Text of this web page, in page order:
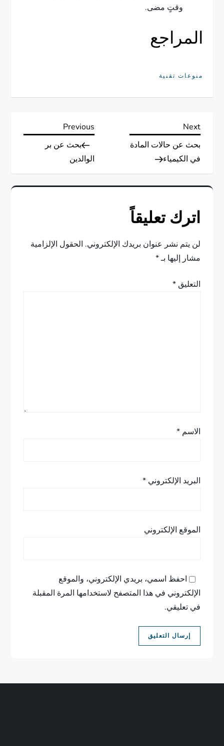
وقتٍ مضى.
المراجع
منوعات تقنية
ت
ص
ا
ل
Previous
Post
Previous
بحث عن بر
الوالدين
Next
Next
بحث عن حالات المادة
في الكيمياء
اترك تعليقاً
لن يتم نشر عنوان بريدك الإلكتروني. الحقول الإلزامية
مشار إليها بـ*
التعليق*
الاسم*
البريد الإلكتروني*
الموقع الإلكتروني
احفظ اسمي، بريدي الإلكتروني، والموقع
الإلكتروني في هذا المتصفح لاستخدامها المرة المقبلة
في تعليقي.